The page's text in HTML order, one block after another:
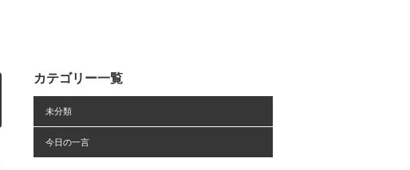
カテゴリー一覧
未分類
今日の一言